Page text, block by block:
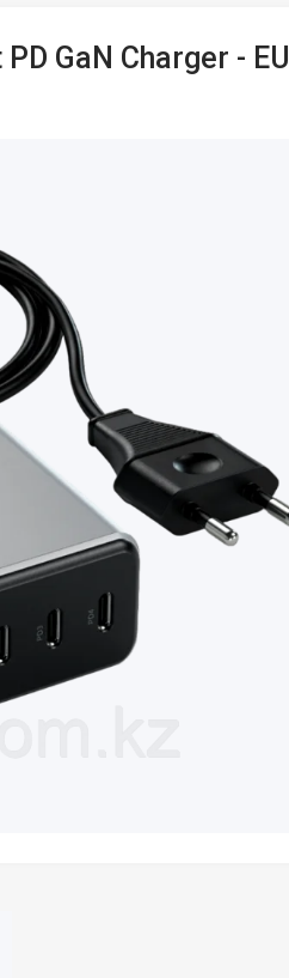
GaN Charger - EU